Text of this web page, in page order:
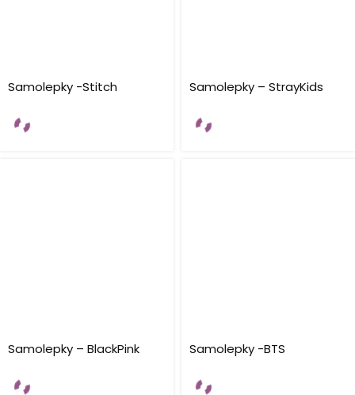
Samolepky -Stitch Samolepky – StrayKids
Samolepky – BlackPink Samolepky -BTS